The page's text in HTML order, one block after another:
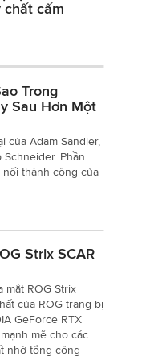
chất cấm
Trong
Sau Hơn Một
của Adam Sandler,
Schneider. Phần
nối thành công của
Strix SCAR
mắt ROG Strix
của ROG trang bị
GeForce RTX
mẽ cho các
nhờ tổng công